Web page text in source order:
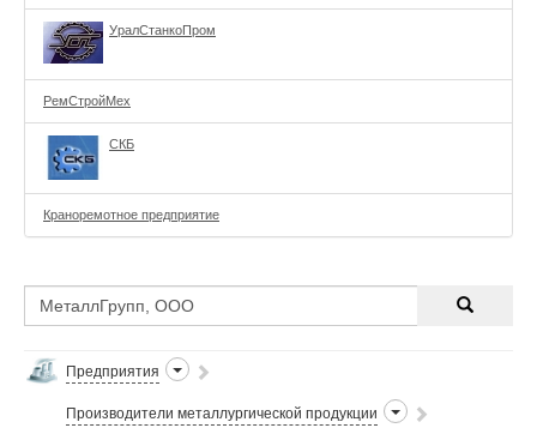
УралСтанкоПром
РемСтройМех
СКБ
Краноремотное предприятие
Предприятия
Производители металлургической продукции